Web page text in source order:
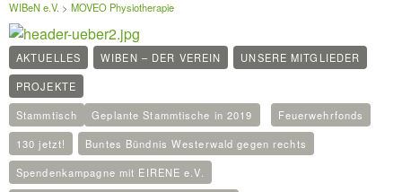
WIBeN e.V. > MOVEO Physiotherapie
AKTUELLES WIBEN – DER VEREIN
UNSERE MITGLIEDER
PROJEKTE
Stammtisch
Geplante Stammtische in 2019
Feuerwehrfonds
130 jetzt!
Buntes Bündnis Westerwald gegen rechts
Spendenkampagne mit EIRENE e.V.